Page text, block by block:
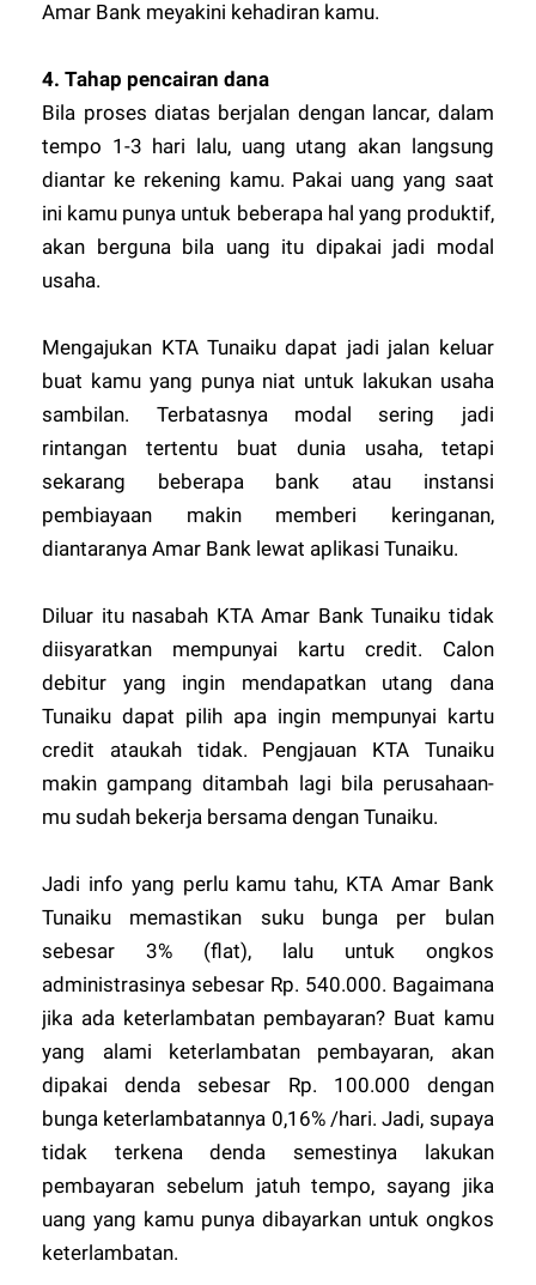
Amar Bank meyakini kehadiran kamu.
4. Tahap pencairan dana
Bila proses diatas berjalan dengan lancar, dalam
tempo 1-3 hari lalu, uang utang akan langsung
diantar ke rekening kamu. Pakai uang yang saat
ini kamu punya untuk beberapa hal yang produktif,
akan berguna bila uang itu dipakai jadi modal
usaha.
Mengajukan KTA Tunaiku dapat jadi jalan keluar
buat kamu yang punya niat untuk lakukan usaha
sambilan. Terbatasnya modal sering jadi
rintangan tertentu buat dunia usaha, tetapi
sekarang beberapa bank atau instansi
pembiayaan makin memberi keringanan,
diantaranya Amar Bank lewat aplikasi Tunaiku.
Diluar itu nasabah KTA Amar Bank Tunaiku tidak
diisyaratkan mempunyai kartu credit. Calon
debitur yang ingin mendapatkan utang dana
Tunaiku dapat pilih apa ingin mempunyai kartu
credit ataukah tidak. Pengjauan KTA Tunaiku
makin gampang ditambah lagi bila perusahaan-
mu sudah bekerja bersama dengan Tunaiku.
Jadi info yang perlu kamu tahu, KTA Amar Bank
Tunaiku memastikan suku bunga per bulan
sebesar 3% (flat), lalu untuk ongkos
administrasinya sebesar Rp. 540.000. Bagaimana
jika ada keterlambatan pembayaran? Buat kamu
yang alami keterlambatan pembayaran, akan
dipakai denda sebesar Rp. 100.000 dengan
bunga keterlambatannya 0,16% /hari. Jadi, supaya
tidak terkena denda semestinya lakukan
pembayaran sebelum jatuh tempo, sayang jika
uang yang kamu punya dibayarkan untuk ongkos
keterlambatan.